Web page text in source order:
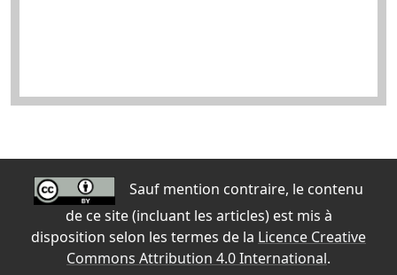
Sauf mention contraire, le contenu
de ce site (incluant les articles) est mis à
disposition selon les termes de la Licence Creative
Commons Attribution 4.0 International.